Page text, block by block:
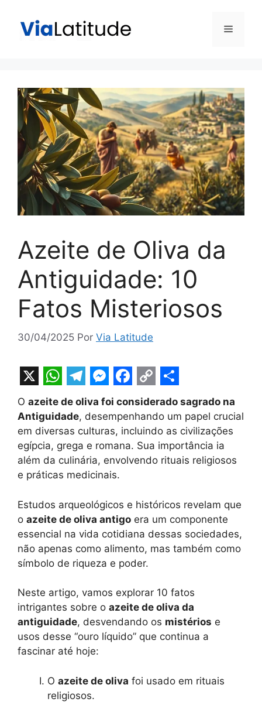
Menu
Azeite de Oliva da
Antiguidade: 10
Fatos Misteriosos
30/04/2025 Por Via Latitude
X W
h
a
t
s
p
p
T
e
l
e
g
a
m
M
e
s
s
e
g
e
r
F
a
c
e
b
o
k
C
o
p
y
L
n
k
S
h
a
r
e
O azeite de oliva foi considerado sagrado na
Antiguidade, desempenhando um papel crucial
em diversas culturas, incluindo as civilizações
egípcia, grega e romana. Sua importância ia
além da culinária, envolvendo rituais religiosos
e práticas medicinais.
Estudos arqueológicos e históricos revelam que
o azeite de oliva antigo era um componente
essencial na vida cotidiana dessas sociedades,
não apenas como alimento, mas também como
símbolo de riqueza e poder.
Neste artigo, vamos explorar 10 fatos
intrigantes sobre o azeite de oliva da
antiguidade, desvendando os mistérios e
usos desse “ouro líquido” que continua a
fascinar até hoje:
O azeite de oliva foi usado em rituais
religiosos.